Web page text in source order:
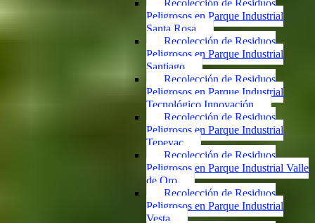
Recolección de Residuos
Peligrosos en Parque Industrial
Santa Rosa
Recolección de Residuos
Peligrosos en Parque Industrial
Santiago
Recolección de Residuos
Peligrosos en Parque Industrial
Tecnológico Innovación
Recolección de Residuos
Peligrosos en Parque Industrial
Tepeyac
Recolección de Residuos
Peligrosos en Parque Industrial Valle
de Oro
Recolección de Residuos
Peligrosos en Parque Industrial
Vesta